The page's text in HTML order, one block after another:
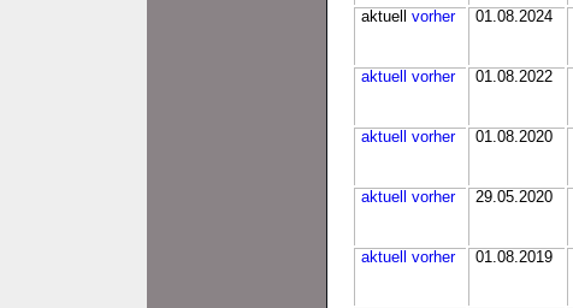
aktuell vorher 01.08.2024
aktuell
vorher 01.08.2022
aktuell
vorher 01.08.2020
aktuell
vorher 29.05.2020
aktuell
vorher 01.08.2019